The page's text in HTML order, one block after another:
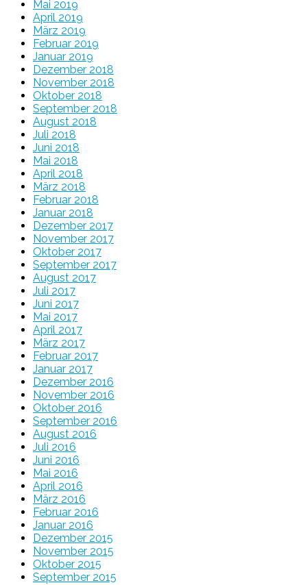
Mai 2019
April 2019
März 2019
Februar 2019
Januar 2019
Dezember 2018
November 2018
Oktober 2018
September 2018
August 2018
Juli 2018
Juni 2018
Mai 2018
April 2018
März 2018
Februar 2018
Januar 2018
Dezember 2017
November 2017
Oktober 2017
September 2017
August 2017
Juli 2017
Juni 2017
Mai 2017
April 2017
März 2017
Februar 2017
Januar 2017
Dezember 2016
November 2016
Oktober 2016
September 2016
August 2016
Juli 2016
Juni 2016
Mai 2016
April 2016
März 2016
Februar 2016
Januar 2016
Dezember 2015
November 2015
Oktober 2015
September 2015